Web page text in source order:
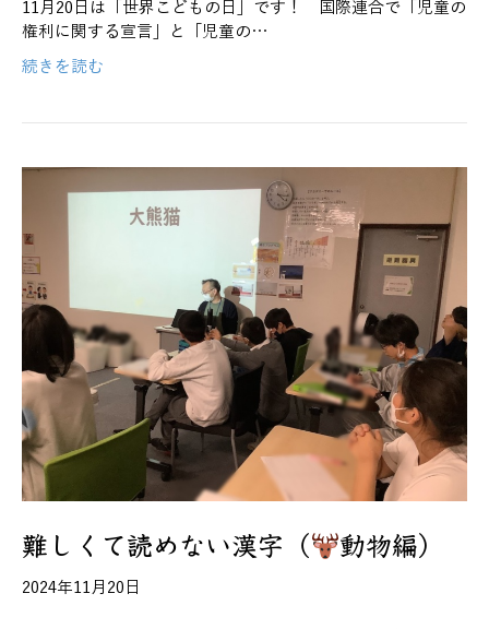
11月20日は「世界こどもの日」です！ 国際連合で「児童の
権利に関する宣言」と「児童の…
続きを読む
難しくて読めない漢字（ 動物編）
2024年11月20日